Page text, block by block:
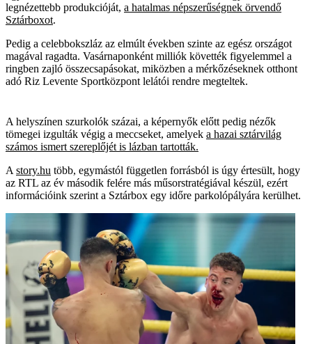
legnézettebb produkcióját, a hatalmas népszerűségnek örvendő
Sztárboxot.
Pedig a celebbokszláz az elmúlt években szinte az egész országot
magával ragadta. Vasárnaponként milliók követték figyelemmel a
ringben zajló összecsapásokat, miközben a mérkőzéseknek otthont
adó Riz Levente Sportközpont lelátói rendre megteltek.
A helyszínen szurkolók százai, a képernyők előtt pedig nézők
tömegei izgulták végig a meccseket, amelyek a hazai sztárvilág
számos ismert szereplőjét is lázban tartották.
A story.hu több, egymástól független forrásból is úgy értesült, hogy
az RTL az év második felére más műsorstratégiával készül, ezért
információink szerint a Sztárbox egy időre parkolópályára kerülhet.